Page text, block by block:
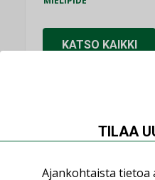
KATSO KAIKKI
NIMITYKSET
Consti
TILAA
Ajankohtaista tietoa